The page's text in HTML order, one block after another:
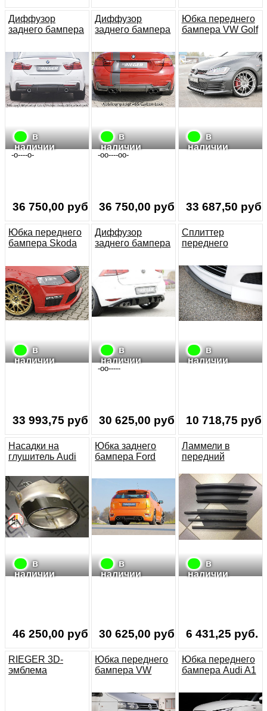
Диффузор
заднего бампера
F33/ F36 M4 435i
в
наличии
-o----o-
36 750,00 руб.
Диффузор
заднего бампера
F33/ F36 M-Tech
выхлоп слева и
справа 4x80mm
в
наличии
-oo----oo-
36 750,00 руб.
Юбка переднего
бампера VW Golf
в
наличии
33 687,50 руб.
Юбка переднего
бампера Skoda
в
наличии
33 993,75 руб.
Диффузор
заднего бампера
сдвоенный
выхлоп слева
черный глянец
в
наличии
-oo-----
30 625,00 руб.
Сплиттер
переднего
Opel Astra H 04-
Carbon-Look
(ТОЛЬКО ДЛЯ
ЮБКИ
БАМПЕРА
РИГЕР
в
наличии
10 718,75 руб.
Насадки на
глушитель Audi
в
наличии
46 250,00 руб.
Юбка заднего
бампера Ford
дорест
в
наличии
30 625,00 руб.
Ламмели в
передний
00051272
черный глянец
в
наличии
6 431,25 руб.
RIEGER 3D-
эмблема
Юбка переднего
бампера VW
RIEGER
Юбка переднего
бампера Audi A1